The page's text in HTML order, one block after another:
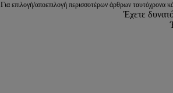
Για επιλογή/αποεπιλογή περισσοτέρων άρθρων ταυτόχρονα
Έχετε